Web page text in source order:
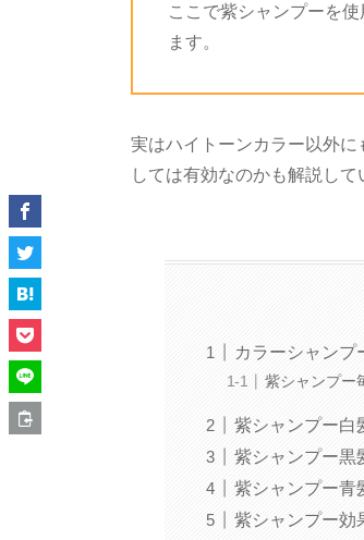
ここで紫シャンプーを
ます。
実はハイトーンカラー以外
しては有効なのかも解説し
カラーシャンプ
紫シャンプー
紫シャンプー白
紫シャンプー黒
紫シャンプー青
紫シャンプー効